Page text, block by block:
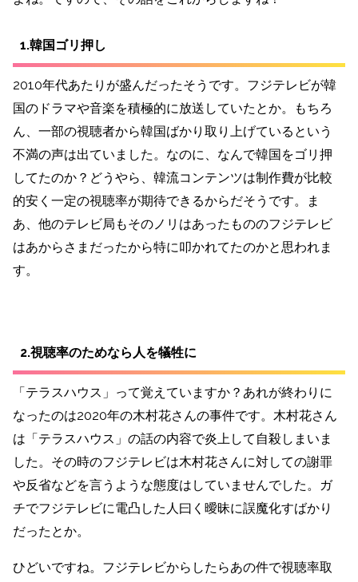
1.韓国ゴリ押し
2010年代あたりが盛んだったそうです。フジテレビが韓
国のドラマや音楽を積極的に放送していたとか。もちろ
ん、一部の視聴者から韓国ばかり取り上げているという
不満の声は出ていました。なのに、なんで韓国をゴリ押
してたのか？どうやら、韓流コンテンツは制作費が比較
的安く一定の視聴率が期待できるからだそうです。ま
あ、他のテレビ局もそのノリはあったもののフジテレビ
はあからさまだったから特に叩かれてたのかと思われま
す。
2.視聴率のためなら人を犠牲に
「テラスハウス」って覚えていますか？あれが終わりに
なったのは2020年の木村花さんの事件です。木村花さん
は「テラスハウス」の話の内容で炎上して自殺しまいま
した。その時のフジテレビは木村花さんに対しての謝罪
や反省などを言うような態度はしていませんでした。ガ
チでフジテレビに電凸した人曰く曖昧に誤魔化すばかり
だったとか。
ひどいですね。フジテレビからしたらあの件で視聴率取